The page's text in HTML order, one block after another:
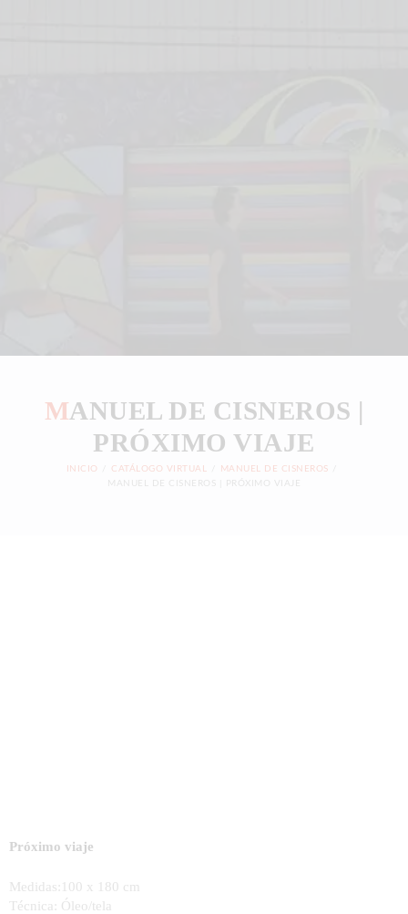
MANUEL DE CISNEROS |
PRÓXIMO VIAJE
INICIO CATÁLOGO VIRTUAL
MANUEL DE CISNEROS
MANUEL DE CISNEROS | PRÓXIMO VIAJE
EXTENSIÓN ACADÉMICA
ARTE SIN FRONTERAS
CARTELERA
Próximo viaje
Medidas:
100 x 180 cm
Técnica: Óleo/tela